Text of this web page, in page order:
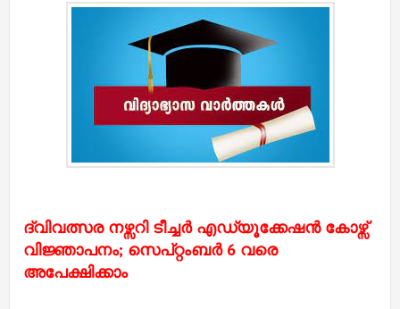
ദ്വിവത്സര നഴ്സറി ടീച്ചർ എഡ്യൂക്കേഷൻ കോഴ്സ്
വിജ്ഞാപനം; സെപ്റ്റംബർ 6 വരെ
അപേക്ഷിക്കാം